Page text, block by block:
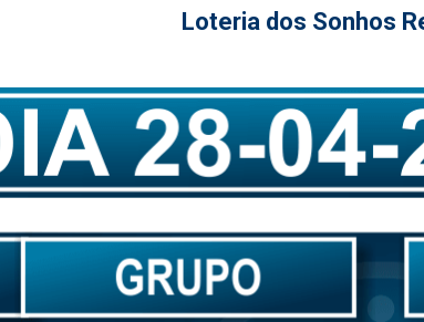
Loteria dos Sonhos